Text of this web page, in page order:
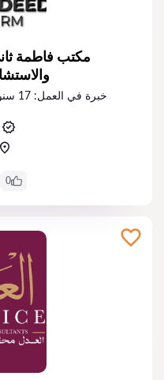
مكتب فاطمة
خبرة في العمل: 17 سنوات
0